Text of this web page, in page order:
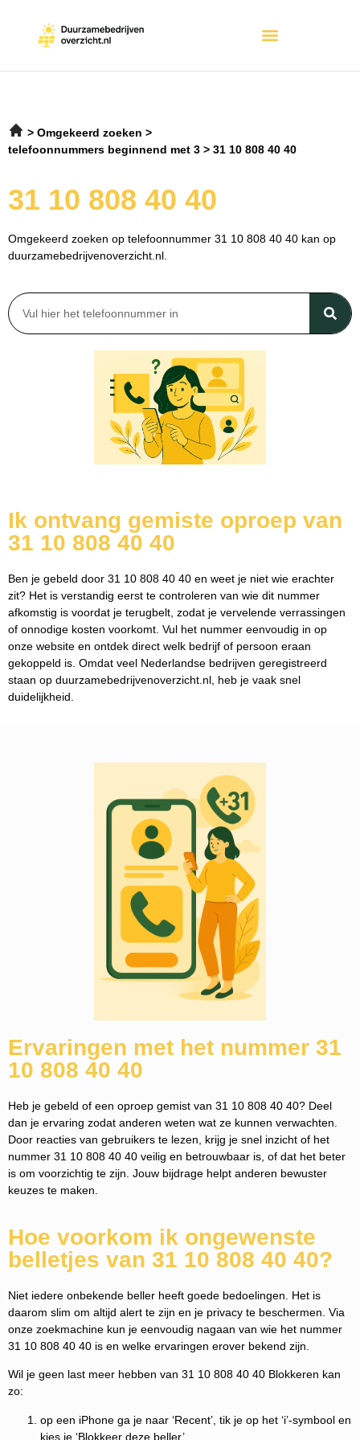
Omgekeerd zoeken
telefoonnummers beginnend met 3
31 10 808 40 40
31 10 808 40 40
Omgekeerd zoeken op telefoonnummer 31 10 808 40 40 kan op
duurzamebedrijvenoverzicht.nl.
Ik ontvang gemiste oproep van
31 10 808 40 40
Ben je gebeld door 31 10 808 40 40 en weet je niet wie erachter
zit? Het is verstandig eerst te controleren van wie dit nummer
afkomstig is voordat je terugbelt, zodat je vervelende verrassingen
of onnodige kosten voorkomt. Vul het nummer eenvoudig in op
onze website en ontdek direct welk bedrijf of persoon eraan
gekoppeld is. Omdat veel Nederlandse bedrijven geregistreerd
staan op duurzamebedrijvenoverzicht.nl, heb je vaak snel
duidelijkheid.
Ervaringen met het nummer 31
10 808 40 40
Heb je gebeld of een oproep gemist van 31 10 808 40 40? Deel
dan je ervaring zodat anderen weten wat ze kunnen verwachten.
Door reacties van gebruikers te lezen, krijg je snel inzicht of het
nummer 31 10 808 40 40 veilig en betrouwbaar is, of dat het beter
is om voorzichtig te zijn. Jouw bijdrage helpt anderen bewuster
keuzes te maken.
Hoe voorkom ik ongewenste
belletjes van 31 10 808 40 40?
Niet iedere onbekende beller heeft goede bedoelingen. Het is
daarom slim om altijd alert te zijn en je privacy te beschermen. Via
onze zoekmachine kun je eenvoudig nagaan van wie het nummer
31 10 808 40 40 is en welke ervaringen erover bekend zijn.
Wil je geen last meer hebben van 31 10 808 40 40 Blokkeren kan
zo:
op een iPhone ga je naar ‘Recent’, tik je op het ‘i’-symbool en
kies je ‘Blokkeer deze beller’.